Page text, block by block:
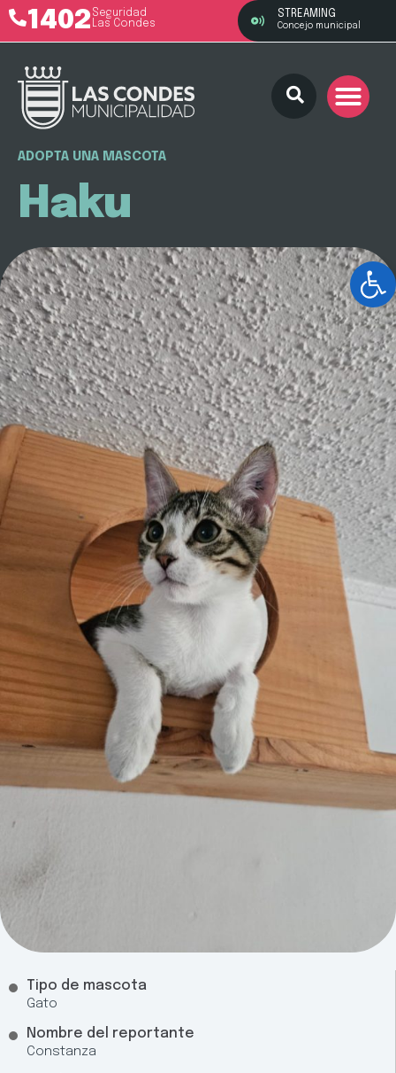
1402 Seguridad
Las Condes
STREAMING
Concejo municipal
ADOPTA UNA MASCOTA
Haku
Tipo de mascota
Gato
Nombre del reportante
Constanza